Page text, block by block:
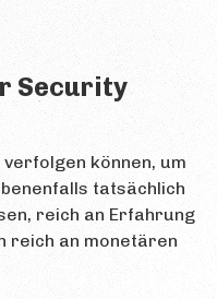
Security
verfolgen können, um
tatsächlich
reich an Erfahrung
reich an monetären